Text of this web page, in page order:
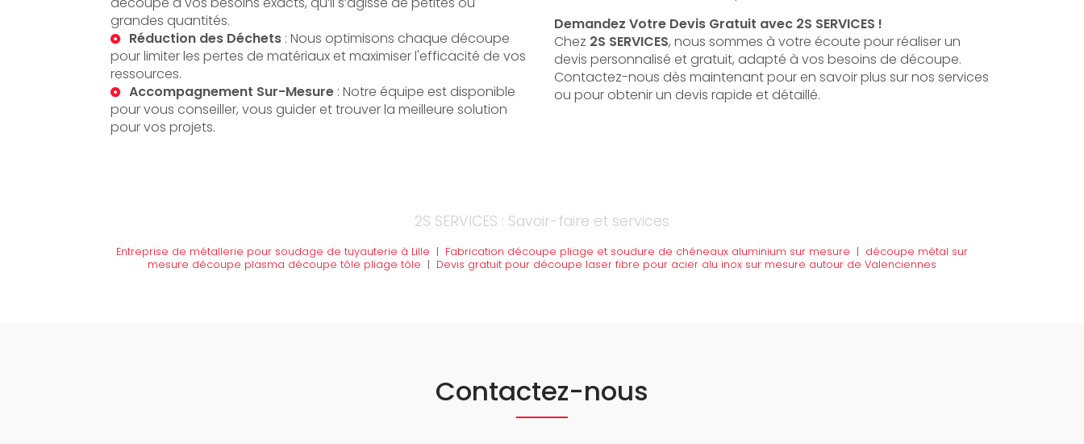
grandes quantités.
Réduction des Déchets : Nous optimisons chaque découpe
pour limiter les pertes de matériaux et maximiser l'efficacité de vos
ressources.
Accompagnement Sur-Mesure : Notre équipe est disponible
pour vous conseiller, vous guider et trouver la meilleure solution
pour vos projets.
Demandez Votre Devis Gratuit avec 2S SERVICES !
Chez 2S SERVICES, nous sommes à votre écoute pour réaliser un
devis personnalisé et gratuit, adapté à vos besoins de découpe.
Contactez-nous dès maintenant pour en savoir plus sur nos services
ou pour obtenir un devis rapide et détaillé.
2S SERVICES : Savoir-faire et services
Entreprise de métallerie pour soudage de tuyauterie à Lille | Fabrication découpe pliage et soudure de chéneaux aluminium sur mesure | découpe métal sur
mesure découpe plasma découpe tôle pliage tôle | Devis gratuit pour découpe laser fibre pour acier alu inox sur mesure autour de Valenciennes
Contactez-nous